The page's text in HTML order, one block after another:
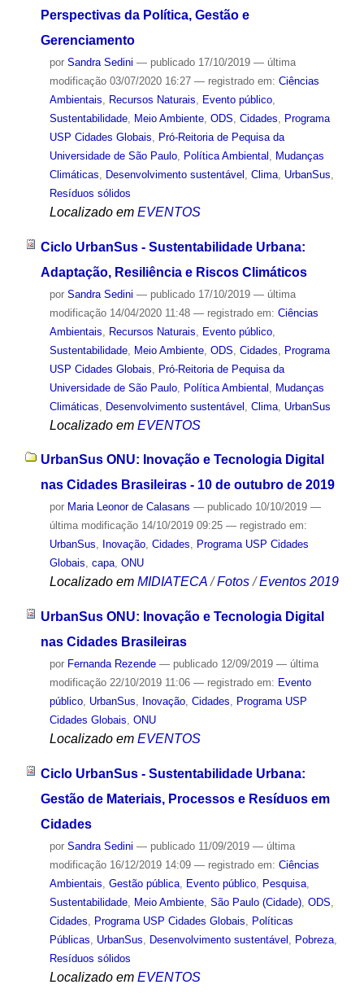
Perspectivas da Política, Gestão e
Gerenciamento
por Sandra Sedini — publicado17/10/2019 — última
modificação03/07/2020 16:27 — registrado em: Ciências
Ambientais, Recursos Naturais, Evento público,
Sustentabilidade, Meio Ambiente, ODS, Cidades, Programa
USP Cidades Globais, Pró-Reitoria de Pequisa da
Universidade de São Paulo, Política Ambiental , Mudanças
Climáticas, Desenvolvimento sustentável , Clima, UrbanSus,
Resíduos sólidos
Localizado em EVENTOS
Ciclo UrbanSus - Sustentabilidade Urbana:
Adaptação, Resiliência e Riscos Climáticos
por Sandra Sedini — publicado17/10/2019 — última
modificação14/04/2020 11:48 — registrado em: Ciências
Ambientais
Recursos Naturais Evento público,
Sustentabilidade, Meio Ambiente, ODS Cidades
Programa
USP Cidades Globais
Pró-Reitoria de Pequisa da
Universidade de São Paulo, Política Ambiental
Mudanças
Climáticas
Desenvolvimento sustentável Clima, UrbanSus
Localizado em EVENTOS
UrbanSus ONU: Inovação e Tecnologia Digital
nas Cidades Brasileiras - 10 de outubro de 2019
por Maria Leonor de Calasans — publicado10/10/2019 —
última modificação14/10/2019 09:25 — registrado em:
UrbanSus, Inovação, Cidades, Programa USP Cidades
Globais, capa, ONU
Localizado em MIDIATECA /Fotos /Eventos 2019
UrbanSus ONU: Inovação e Tecnologia Digital
nas Cidades Brasileiras
por Fernanda Rezende — publicado12/09/2019 — última
modificação22/10/2019 11:06 — registrado em: Evento
público, UrbanSus, Inovação, Cidades, Programa USP
Cidades Globais, ONU
Localizado em EVENTOS
Ciclo UrbanSus - Sustentabilidade Urbana:
Gestão de Materiais, Processos e Resíduos em
Cidades
por Sandra Sedini — publicado11/09/2019 — última
modificação16/12/2019 14:09 — registrado em: Ciências
Ambientais Gestão pública, Evento público, Pesquisa,
Sustentabilidade, Meio Ambiente, São Paulo (Cidade), ODS
Cidades
Programa USP Cidades Globais
Políticas
Públicas
UrbanSus Desenvolvimento sustentável Pobreza,
Resíduos sólidos
Localizado em EVENTOS